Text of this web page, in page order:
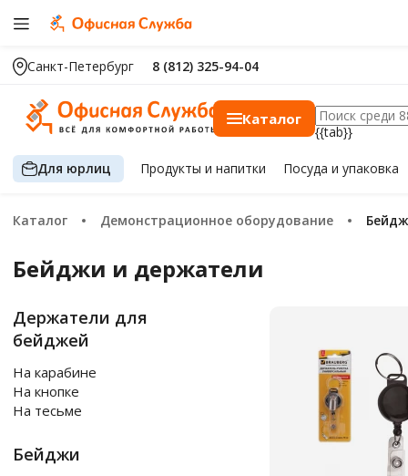
Санкт-Петербург 8 (812) 325-94-04
Каталог
{{tab}}
Для юрлиц Продуктыи напитки Посуда и упаковка
Каталог Демонстрационное оборудование
Бейджи и держатели
Держатели для
бейджей
На карабине
На кнопке
На тесьме
Бейджи